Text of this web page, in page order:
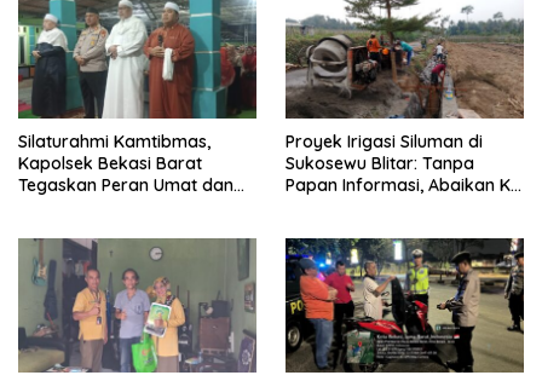
Silaturahmi Kamtibmas,
Kapolsek Bekasi Barat
Tegaskan Peran Umat dan
Proyek Irigasi Siluman di
Sukosewu Blitar: Tanpa
Papan Informasi, Abaikan K3,